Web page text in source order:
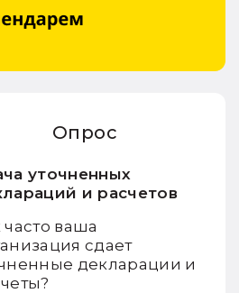
Опрос
уточненных
и расчетов
часто ваша
сдает
декларации и